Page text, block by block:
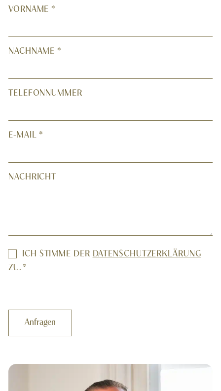
VORNAME *
NACHNAME *
TELEFONNUMMER
E-MAIL *
NACHRICHT
EINWILLIGUNG
*
ICH STIMME DER DATENSCHUTZERKLÄRUNG
ZU. *